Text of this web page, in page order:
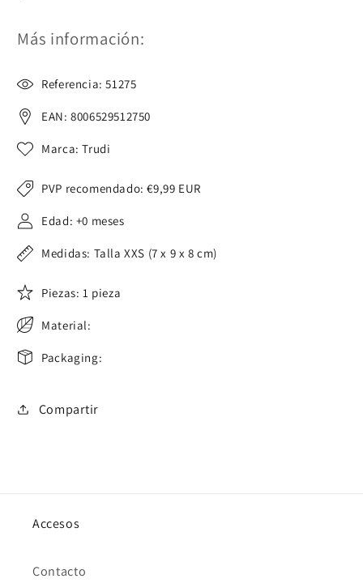
Más información:
Referencia: 51275
EAN: 8006529512750
Marca: Trudi
PVP recomendado:€9,99 EUR
Edad: +0 meses
Medidas: Talla XXS (7 x 9 x 8 cm)
Piezas: 1 pieza
Material:
Packaging:
Compartir
Accesos
Contacto